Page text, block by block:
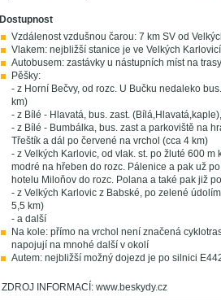
Dostupnost
Vzdálenost vzdušnou čarou: 7 km SV od
Vlakem: nejbližší stanice je ve Velkých
Autobusem: zastávky u nástupních míst na
Pěšky:
- z Horní Bečvy, od rozc. U Bučku nedaleko
km)
- z Bílé - Hlavatá, bus. zast.
- z Bílé - Bumbálka, bus. zast a parkoviště na
Třeštík a dál po červené na vrchol (cca 4 km)
- z Velkých Karlovic, od vlak. st. po žluté 600
modré na hřeben do rozc. Pálenice a pak už
hotelu Miloňov do rozc. Polana a také pak již
- z Velkých Karlovic z Babské, po zelené
5,5 km)
- a další
Na kole: přímo na vrchol není značená
napojují na mnohé další v okolí
Autem: nejbližší možný dojezd je po silnici
ZDROJ INFORMACÍ: www.beskydy.cz